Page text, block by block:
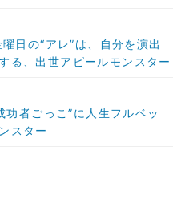
日の“アレ”は、自分を演出
る、出世アピールモンスター
功者ごっこ”に人生フルベッ
スター